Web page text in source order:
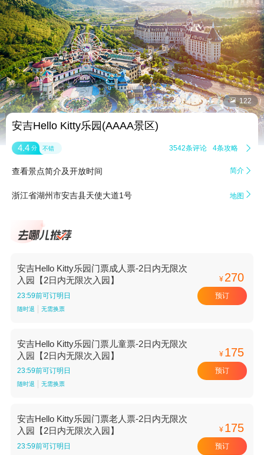
 122
安吉Hello Kitty乐园(AAAA景区)
4.4 分 不错 3542条评论 4条攻略 
查看景点简介及开放时间 简介 
浙江省湖州市安吉县天使大道1号 地图 
安吉Hello Kitty乐园门票成人票-2日内无限次
入园【2日内无限次入园】
23:59前可订明日
随时退 无需换票
¥ 270
预订
安吉Hello Kitty乐园门票儿童票-2日内无限次
入园【2日内无限次入园】
23:59前可订明日
随时退 无需换票
¥ 175
预订
安吉Hello Kitty乐园门票老人票-2日内无限次
入园【2日内无限次入园】
23:59前可订明日
¥ 175
预订
